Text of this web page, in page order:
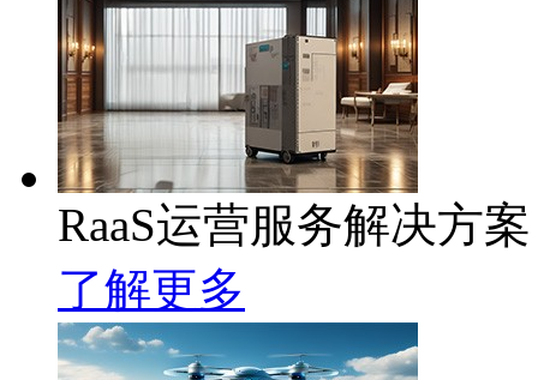
RaaS运营服务解决方案
了解更多